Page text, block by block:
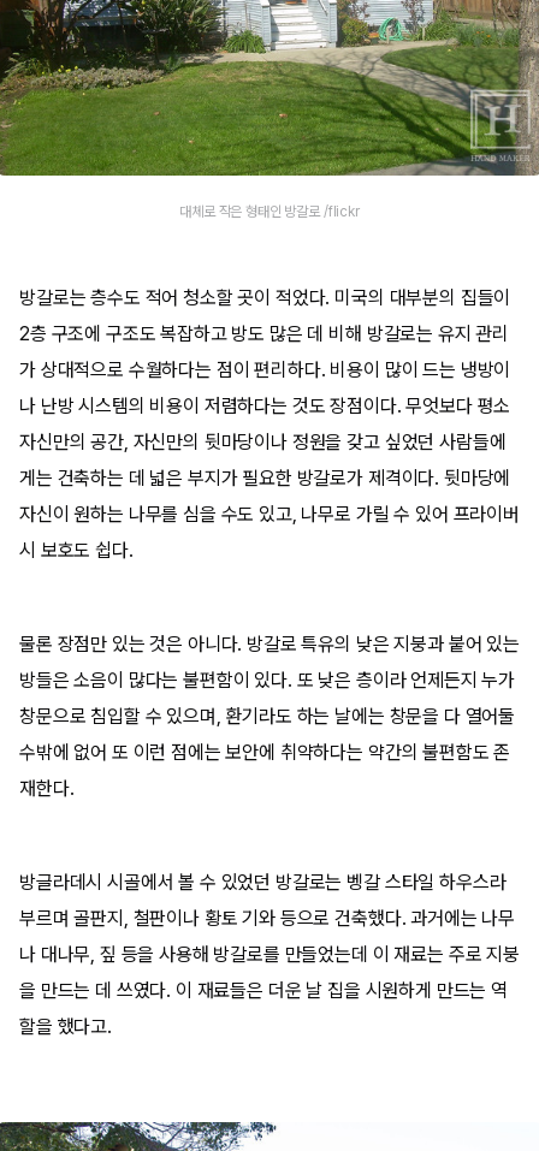
대체로 작은 형태인 방갈로 /flickr
방갈로는 층수도 적어 청소할 곳이 적었다. 미국의 대부분의 집들이
2층 구조에 구조도 복잡하고 방도 많은 데 비해 방갈로는 유지 관리
가 상대적으로 수월하다는 점이 편리하다. 비용이 많이 드는 냉방이
나 난방 시스템의 비용이 저렴하다는 것도 장점이다. 무엇보다 평소
자신만의 공간, 자신만의 뒷마당이나 정원을 갖고 싶었던 사람들에
게는 건축하는 데 넓은 부지가 필요한 방갈로가 제격이다. 뒷마당에
자신이 원하는 나무를 심을 수도 있고, 나무로 가릴 수 있어 프라이버
시 보호도 쉽다.
물론 장점만 있는 것은 아니다. 방갈로 특유의 낮은 지붕과 붙어 있는
방들은 소음이 많다는 불편함이 있다. 또 낮은 층이라 언제든지 누가
창문으로 침입할 수 있으며, 환기라도 하는 날에는 창문을 다 열어둘
수밖에 없어 또 이런 점에는 보안에 취약하다는 약간의 불편함도 존
재한다.
방글라데시 시골에서 볼 수 있었던 방갈로는 벵갈 스타일 하우스라
부르며 골판지, 철판이나 황토 기와 등으로 건축했다. 과거에는 나무
나 대나무, 짚 등을 사용해 방갈로를 만들었는데 이 재료는 주로 지붕
을 만드는 데 쓰였다. 이 재료들은 더운 날 집을 시원하게 만드는 역
할을 했다고.